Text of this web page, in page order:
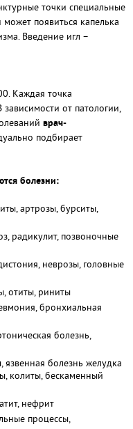
точки специальные
появиться капелька
Введение игл –
Каждая точка
от патологии,
врач-
подбирает
болезни:
артрозы, бурситы,
радикулит, позвоночные
неврозы, головные
отиты, риниты
бронхиальная
болезнь,
язвенная болезнь желудка
колиты, бескаменный
нефрит
процессы,